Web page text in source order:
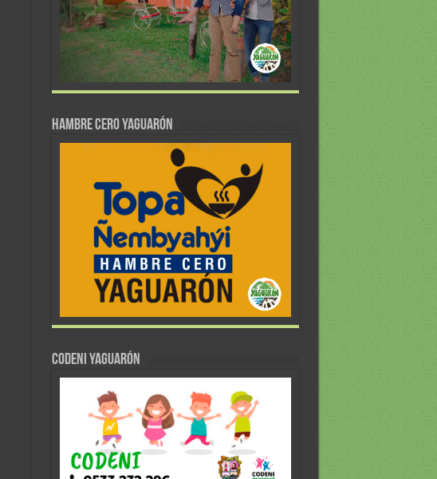
Hambre Cero Yaguarón
CODENI YAGUARÓN